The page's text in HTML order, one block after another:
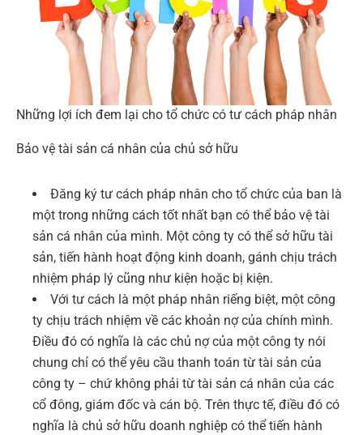
Những lợi ích đem lại cho tổ chức có tư cách pháp nhân
Bảo vệ tài sản cá nhân của chủ sở hữu
Đăng ký tư cách pháp nhân cho tổ chức của ban là
một trong những cách tốt nhất bạn có thể bảo vệ tài
sản cá nhân của mình. Một công ty có thể sở hữu tài
sản, tiến hành hoạt động kinh doanh, gánh chịu trách
nhiệm pháp lý cũng như kiện hoặc bị kiện.
Với tư cách là một pháp nhân riếng biệt, một công
ty chịu trách nhiệm về các khoản nợ của chính mình.
Điều đó có nghĩa là các chủ nợ của một công ty nói
chung chỉ có thể yêu cầu thanh toán từ tài sản của
công ty – chứ không phải từ tài sản cá nhân của các
cổ đông, giám đốc và cán bộ. Trên thực tế, điều đó có
nghĩa là chủ sở hữu doanh nghiệp có thể tiến hành